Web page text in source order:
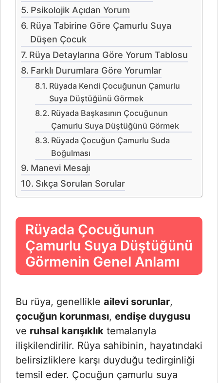
Psikolojik Açıdan Yorum
Rüya Tabirine Göre Çamurlu Suya
Düşen Çocuk
Rüya Detaylarına Göre Yorum Tablosu
Farklı Durumlara Göre Yorumlar
Rüyada Kendi Çocuğunun Çamurlu
Suya Düştüğünü Görmek
Rüyada Başkasının Çocuğunun
Çamurlu Suya Düştüğünü Görmek
Rüyada Çocuğun Çamurlu Suda
Boğulması
Manevi Mesajı
Sıkça Sorulan Sorular
Rüyada Çocuğunun
Çamurlu Suya Düştüğünü
Görmenin Genel Anlamı
Bu rüya, genellikle ailevi sorunlar,
çocuğun korunması, endişe duygusu
ve ruhsal karışıklık temalarıyla
ilişkilendirilir. Rüya sahibinin, hayatındaki
belirsizliklere karşı duyduğu tedirginliği
temsil eder. Çocuğun çamurlu suya